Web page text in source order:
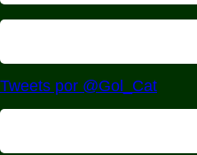
Tweets por @Gol_Cat